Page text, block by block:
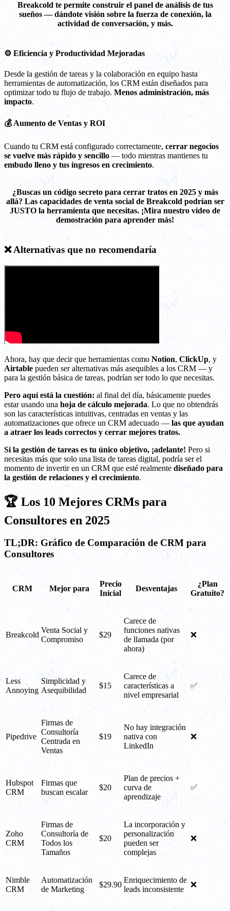
Breakcold te permite construir el panel de análisis de tus
sueños — dándote visión sobre la fuerza de conexión, la
actividad de conversación, y más.
⚙️ Eficiencia y Productividad Mejoradas
Desde la gestión de tareas y la colaboración en equipo hasta
herramientas de automatización, los CRM están diseñados para
optimizar todo tu flujo de trabajo. Menos administración, más
impacto.
💰 Aumento de Ventas y ROI
Cuando tu CRM está configurado correctamente, cerrar negocios
se vuelve más rápido y sencillo — todo mientras mantienes tu
embudo lleno y tus ingresos en crecimiento.
¿Buscas un código secreto para cerrar tratos en 2025 y más
allá? Las capacidades de venta social de Breakcold podrían ser
JUSTO la herramienta que necesitas. ¡Mira nuestro video de
demostración para aprender más!
❌ Alternativas que no recomendaría
Ahora, hay que decir que herramientas como Notion, ClickUp, y
Airtable pueden ser alternativas más asequibles a los CRM — y
para la gestión básica de tareas, podrían ser todo lo que necesitas.
Pero aquí está la cuestión: al final del día, básicamente puedes
estar usando una hoja de cálculo mejorada. Lo que no obtendrás
son las características intuitivas, centradas en ventas y las
automatizaciones que ofrece un CRM adecuado — las que ayudan
a atraer los leads correctos y cerrar mejores tratos.
Si la gestión de tareas es tu único objetivo, ¡adelante! Pero si
necesitas más que solo una lista de tareas digital, podría ser el
momento de invertir en un CRM que esté realmente diseñado para
la gestión de relaciones y el crecimiento.
🏆 Los 10 Mejores CRMs para
Consultores en 2025
TL;DR: Gráfico de Comparación de CRM para
Consultores
CRM Mejor para
Precio
Inicial
Desventajas
¿Plan
Gratuito?
Breakcold
Venta Social y
Compromiso
$29
Carece de
funciones nativas
de llamada (por
ahora)
❌
Less
Annoying
Simplicidad y
Asequibilidad
$15
Carece de
características a
nivel empresarial
✅
Pipedrive
Firmas de
Consultoría
Centrada en
Ventas
$19
No hay integración
nativa con
LinkedIn
❌
Hubspot
CRM
Firmas que
buscan escalar
$20
Plan de precios +
curva de
aprendizaje
✅
Zoho
CRM
Firmas de
Consultoría de
Todos los
Tamaños
$20
La incorporación y
personalización
pueden ser
complejas
❌
Nimble
CRM
Automatización
de Marketing
$29.90
Enriquecimiento de
leads inconsistente
❌